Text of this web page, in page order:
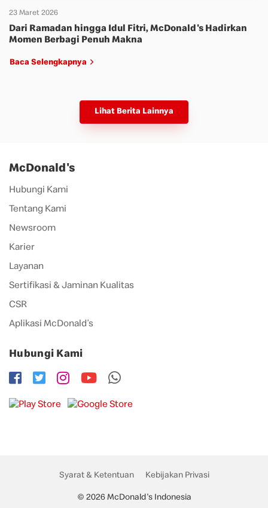
23 Maret 2026
Dari Ramadan hingga Idul Fitri, McDonald's Hadirkan
Momen Berbagi Penuh Makna
Baca Selengkapnya
Lihat Berita Lainnya
McDonald's
Hubungi Kami
Tentang Kami
Newsroom
Karier
Layanan
Sertifikasi & Jaminan Kualitas
CSR
Aplikasi McDonald’s
Hubungi Kami
Syarat & Ketentuan Kebijakan Privasi
© 2026 McDonald's Indonesia